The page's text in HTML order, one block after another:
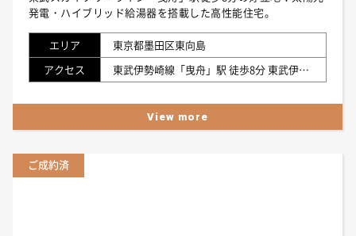
発電・ハイブリッド給湯器を搭載した高性能住宅。
エリア
東京都墨田区東向島
アクセス
東武伊勢崎線「曳舟」駅 徒歩8分 東武伊勢崎線「東向島」駅 徒歩8分 京成押上線「京成曳舟」駅 徒歩10分
View more
ご成約済